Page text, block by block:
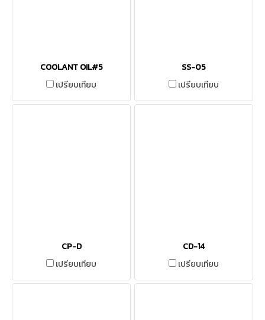
COOLANT OIL#5
เปรียบเทียบ
SS-05
เปรียบเทียบ
CP-D
เปรียบเทียบ
CD-14
เปรียบเทียบ